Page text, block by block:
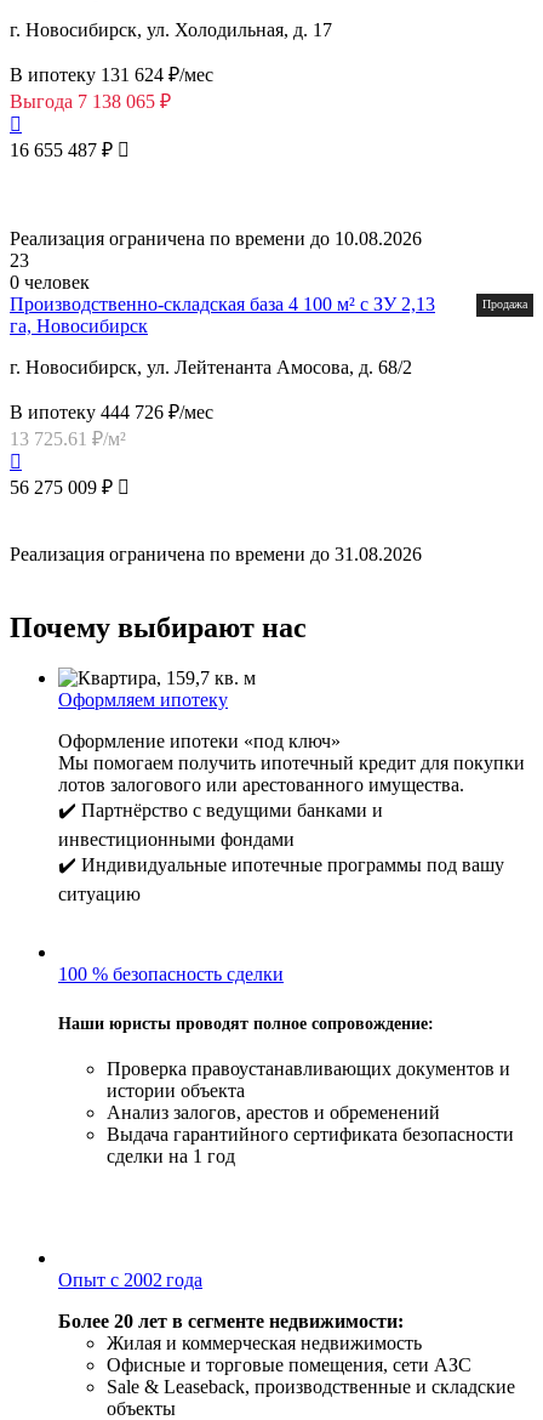
г. Новосибирск, ул. Холодильная, д. 17
В ипотеку 131 624 ₽/мес
Выгода 7 138 065 ₽
16 655 487 ₽
Реализация ограничена по времени до 10.08.2026
23
0 человек
Производственно‑складская база 4 100 м² с ЗУ 2,13
га, Новосибирск
Продажа
г. Новосибирск, ул. Лейтенанта Амосова, д. 68/2
В ипотеку 444 726 ₽/мес
13 725.61 ₽/м²
56 275 009 ₽
Реализация ограничена по времени до 31.08.2026
Почему выбирают нас
Оформляем ипотеку
Оформление ипотеки «под ключ»
Мы помогаем получить ипотечный кредит для покупки
лотов залогового или арестованного имущества.
✔️ Партнёрство с ведущими банками и
инвестиционными фондами
✔️ Индивидуальные ипотечные программы под вашу
ситуацию
100 % безопасность сделки
Наши юристы проводят полное сопровождение:
Проверка правоустанавливающих документов и
истории объекта
Анализ залогов, арестов и обременений
Выдача гарантийного сертификата безопасности
сделки на 1 год
Опыт с 2002 года
Более 20 лет в сегменте недвижимости:
Жилая и коммерческая недвижимость
Офисные и торговые помещения, сети АЗС
Sale & Leaseback, производственные и складские
объекты